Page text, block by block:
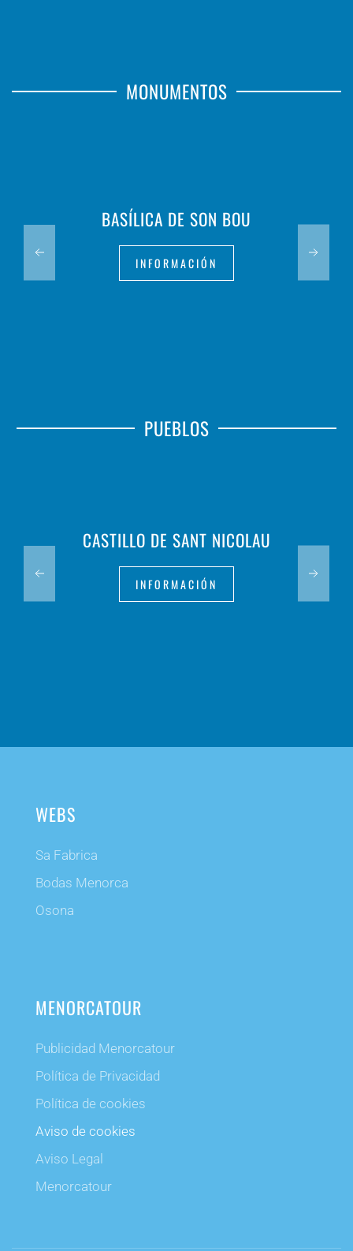
MONUMENTOS
BASÍLICA DE SON BOU
INFORMACIÓN
PUEBLOS
CASTILLO DE SANT NICOLAU
INFORMACIÓN
WEBS
Sa Fabrica
Bodas Menorca
Osona
MENORCATOUR
Publicidad Menorcatour
Política de Privacidad
Política de cookies
Aviso de cookies
Aviso Legal
Menorcatour